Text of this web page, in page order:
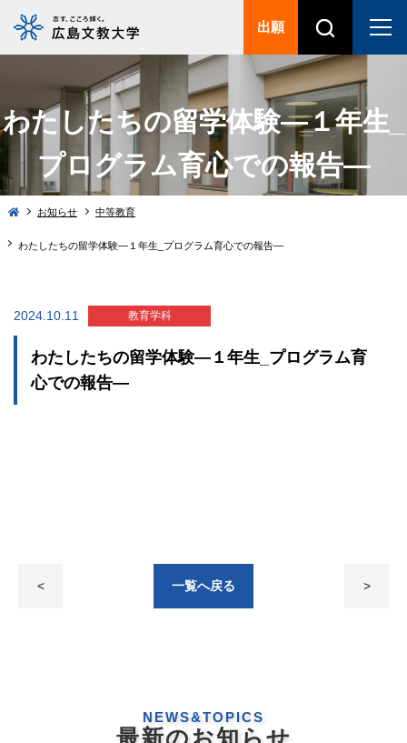
わたしたちの留学体験―１年生_
プログラム育心での報告―
お知らせ 中等教育
わたしたちの留学体験―１年生_プログラム育心での報告―
2024.10.11 教育学科
わたしたちの留学体験―１年生_プログラム育
心での報告―
< 一覧へ戻る >
最新のお知らせ
NEWS&TOPICS
出願